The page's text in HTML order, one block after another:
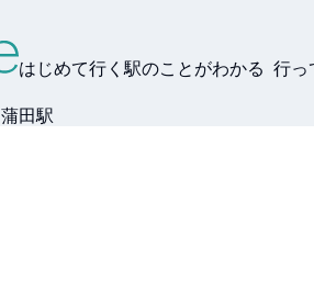
はじめて行く駅のことがわかる 行っ
蒲田駅